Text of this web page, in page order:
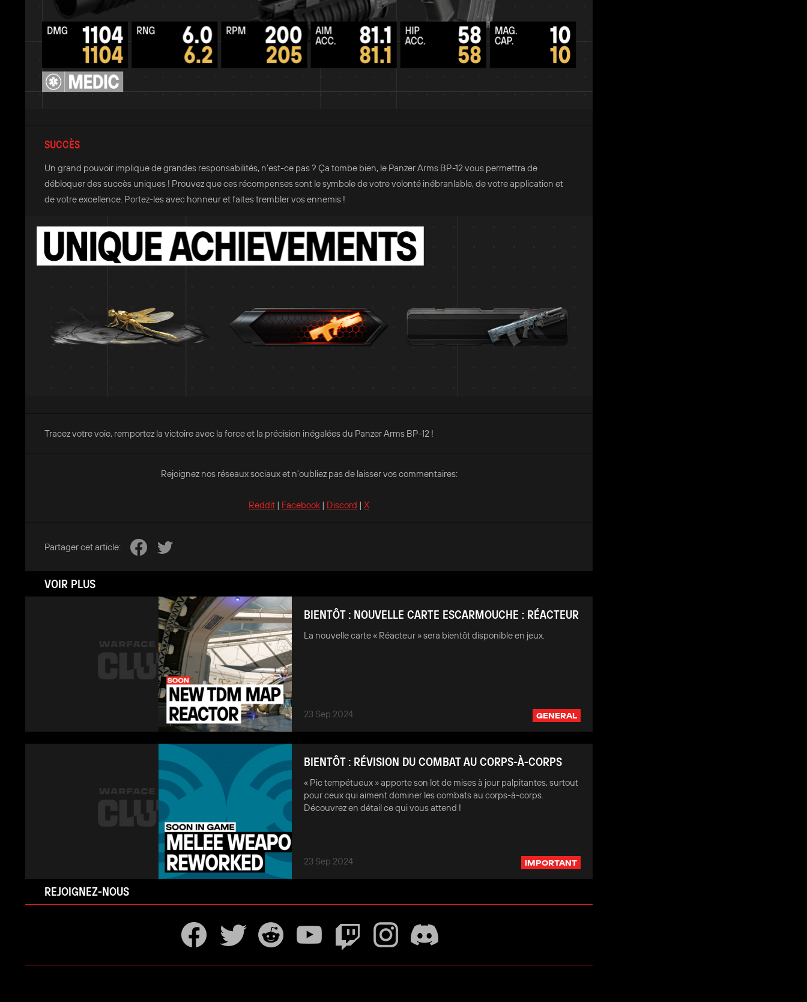
SUCCÈS
Un grand pouvoir implique de grandes responsabilités, n’est-ce pas ? Ça tombe bien, le Panzer Arms BP-12 vous permettra de
débloquer des succès uniques ! Prouvez que ces récompenses sont le symbole de votre volonté inébranlable, de votre application et
de votre excellence. Portez-les avec honneur et faites trembler vos ennemis !
Tracez votre voie, remportez la victoire avec la force et la précision inégalées du Panzer Arms BP-12 !
Rejoignez nos réseaux sociaux et n'oubliez pas de laisser vos commentaires:
Reddit | Facebook | Discord | X
Partager cet article:
VOIR PLUS
BIENTÔT : NOUVELLE CARTE ESCARMOUCHE : RÉACTEUR
La nouvelle carte « Réacteur » sera bientôt disponible en jeux.
23 Sep 2024 GENERAL
BIENTÔT : RÉVISION DU COMBAT AU CORPS-À-CORPS
« Pic tempétueux » apporte son lot de mises à jour palpitantes, surtout
pour ceux qui aiment dominer les combats au corps-à-corps.
Découvrez en détail ce qui vous attend !
23 Sep 2024 IMPORTANT
REJOIGNEZ-NOUS